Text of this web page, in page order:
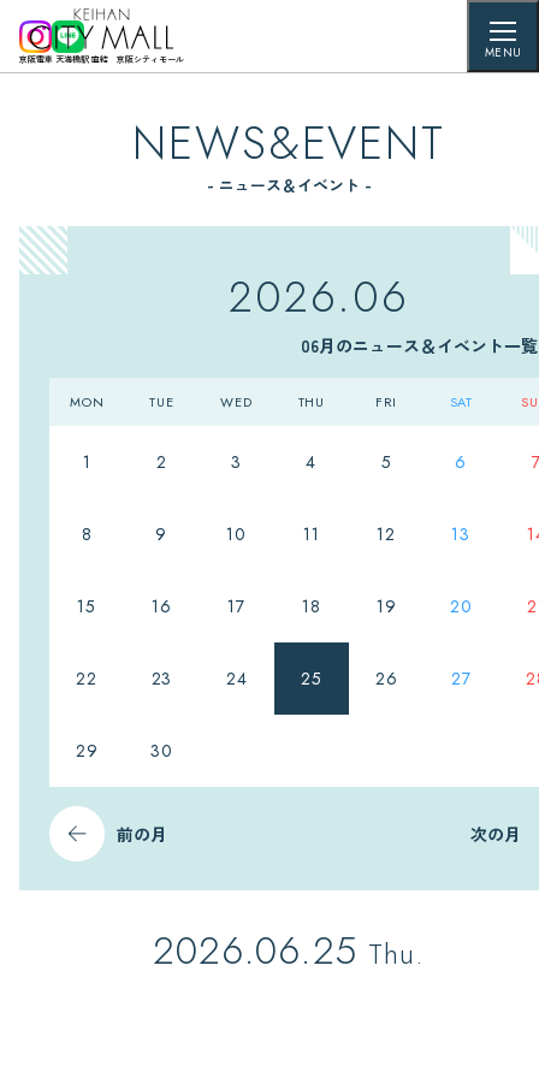
京阪電車 天満橋駅 直結 京阪シティモール MENU
NEWS&EVENT
- ニュース＆イベント -
2026.06
06月のニュース＆イベント一覧
MON TUE WED THU FRI SAT
1 2 3 4 5 6
8 9 10 11 12 13
15 16 17 18 19 20
22 23 24 25 26 27
29 30
前の月 次の月
2026.06.25 Thu.